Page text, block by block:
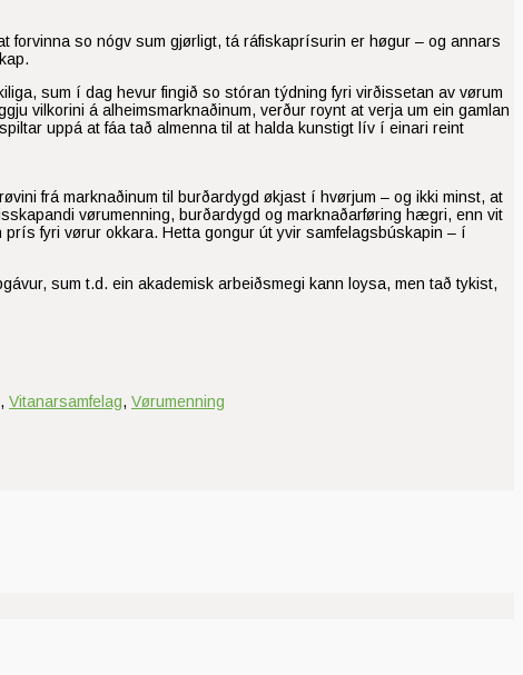
forvinna so nógv sum gjørligt, tá ráfiskaprísurin er høgur – og annars
sum í dag hevur fingið so stóran týdning fyri virðissetan av vørum
vilkorini á alheimsmarknaðinum, verður roynt at verja um ein gamlan
uppá at fáa tað almenna til at halda kunstigt lív í einari reint
frá marknaðinum til burðardygd økjast í hvørjum – og ikki minst, at
vørumenning, burðardygd og marknaðarføring hægri, enn vit
fyri vørur okkara. Hetta gongur út yvir samfelagsbúskapin – í
sum t.d. ein akademisk arbeiðsmegi kann loysa, men tað tykist,
, Vitanarsamfelag, Vørumenning